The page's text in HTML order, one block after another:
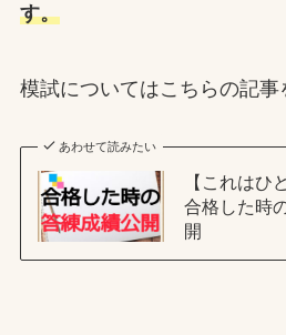
す。
模試についてはこちらの記事
あわせて読みたい
【これはひ
合格した時
開